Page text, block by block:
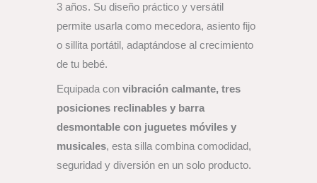
3 años. Su diseño práctico y versátil
permite usarla como mecedora, asiento fijo
o sillita portátil, adaptándose al crecimiento
de tu bebé.
Equipada con vibración calmante, tres
posiciones reclinables y barra
desmontable con juguetes móviles y
musicales, esta silla combina comodidad,
seguridad y diversión en un solo producto.